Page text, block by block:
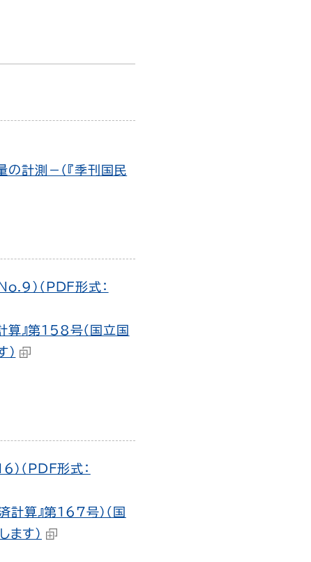
計測－（『季刊国民
）（PDF形式：
算』第158号（国立国
（PDF形式：
算』第167号）（国
ます）